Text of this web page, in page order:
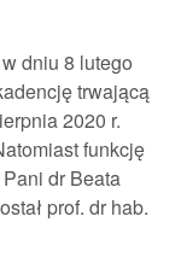
dniu 8 lutego
trwającą
2020 r.
funkcję
dr Beata
prof. dr hab.